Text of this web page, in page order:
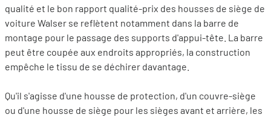
qualité et le bon rapport qualité-prix des housses de siège de
voiture Walser se reflètent notamment dans la barre de
montage pour le passage des supports d'appui-tête. La barre
peut être coupée aux endroits appropriés, la construction
empêche le tissu de se déchirer davantage.
Qu'il s'agisse d'une housse de protection, d'un couvre-siège
ou d'une housse de siège pour les sièges avant et arrière, les